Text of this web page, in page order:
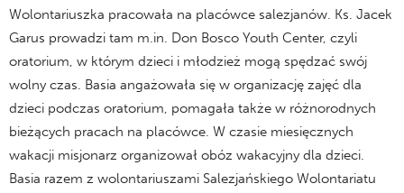
Wolontariuszka pracowała na placówce salezjanów. Ks. Jacek
Garus prowadzi tam m.in. Don Bosco Youth Center, czyli
oratorium, w którym dzieci i młodzież mogą spędzać swój
wolny czas. Basia angażowała się w organizację zajęć dla
dzieci podczas oratorium, pomagała także w różnorodnych
bieżących pracach na placówce. W czasie miesięcznych
wakacji misjonarz organizował obóz wakacyjny dla dzieci.
Basia razem z wolontariuszami Salezjańskiego Wolontariatu